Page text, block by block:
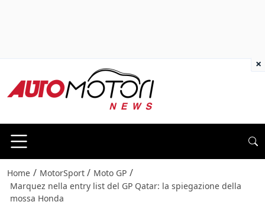
Home / MotorSport / Moto GP /
Marquez nella entry list del GP Qatar: la spiegazione della
mossa Honda
×